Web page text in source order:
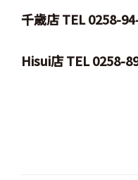
千歳店 TEL 0258-
Hisui店 TEL 0258-